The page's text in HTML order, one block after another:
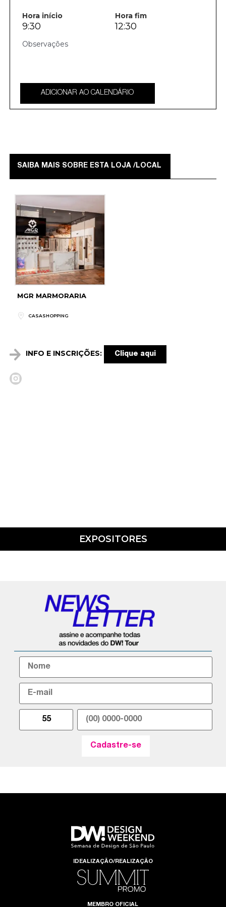
Hora início Hora fim
9:30 12:30
ADICIONAR AO CALENDÁRIO
SAIBA MAIS SOBRE ESTA LOJA /LOCAL
MGR MARMORARIA
CASASHOPPING
INFO E INSCRIÇÕES: Clique aqui
EXPOSITORES
IDEALIZAÇÃO/REALIZAÇÃO
MEMBRO OFICIAL